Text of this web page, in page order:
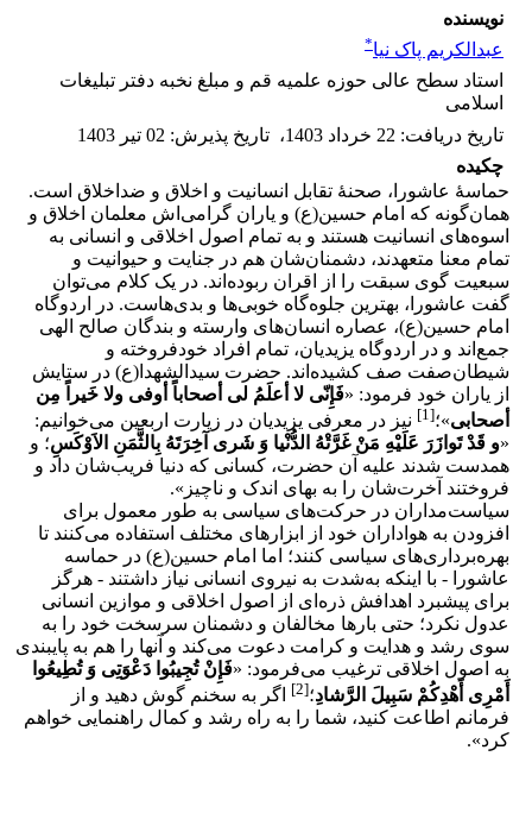
نویسنده
عبدالکریم پاک نیا*
استاد سطح عالی حوزه علمیه قم و مبلغ نخبه دفتر تبلیغات
اسلامی
تاریخ دریافت: 22 خرداد 1403 ، تاریخ پذیرش: 02 تیر 1403
چکیده
حماسۀ عاشورا، صحنۀ تقابل انسانیت و اخلاق و ضداخلاق است.
همان‌گونه که امام حسین(ع) و یاران گرامی‌اش معلمان اخلاق و
اسوه‌های انسانیت هستند و به تمام اصول اخلاقی و انسانی به
تمام معنا متعهدند، دشمنان‌شان هم در جنایت و حیوانیت و
سبعیت گوی سبقت را از اقران ربوده‌اند. در یک کلام می‌توان
گفت عاشورا، بهترین جلوه‌گاه خوبی‌ها و بدی‌هاست. در اردوگاه
امام حسین(ع)، عصاره انسان‌های وارسته و بندگان صالح الهی
جمع‌اند و در اردوگاه یزیدیان، تمام افراد خودفروخته و
شیطان‌صفت صف کشیده‌اند. حضرت سیدالشهدا(ع) در ستایش
از یاران خود فرمود: «فَإِنّی لا أعلَمُ لی أصحاباً أوفى‌ ولا خَیراً مِن
أصحابی»؛[1]
نیز در معرفی یزیدیان در زیارت اربعین می‌خوانیم:
«و قَدْ تَوازَرَ عَلَیْهِ مَنْ غَرَّتْهُ الدُّنْیا وَ شَرى آخِرَتَهُ بِالثَّمَنِ الاَوْکَسِ؛ و
همدست شدند علیه آن حضرت، کسانی که دنیا فریب‌شان داد و
فروختند آخرت‌شان را به بهای اندک و ناچیز».
سیاست‌مداران در حرکت‌های سیاسی به طور معمول برای
افزودن به هواداران خود از ابزارهای مختلف استفاده می‌کنند تا
بهره‌برداری‌های سیاسی کنند؛ اما امام حسین(ع) در حماسه
عاشورا - با اینکه به‌شدت به نیروی انسانی نیاز داشتند - هرگز
برای پیشبرد اهدافش ذره‌ای از اصول اخلاقی و موازین انسانی
عدول نکرد؛ حتی بارها مخالفان و دشمنان سرسخت خود را به
سوی رشد و هدایت و کرامت دعوت می‌کند و آنها را هم به پایبندی
به اصول اخلاقی ترغیب می‌فرمود: «فَإِنْ تُجِیبُوا دَعْوَتِی وَ تُطِیعُوا
أَمْرِی أَهْدِکُمْ سَبِیلَ الرَّشادِ؛[2]
اگر به سخنم گوش دهید و از
فرمانم اطاعت کنید، شما را به راه رشد و کمال راهنمایی خواهم
کرد».